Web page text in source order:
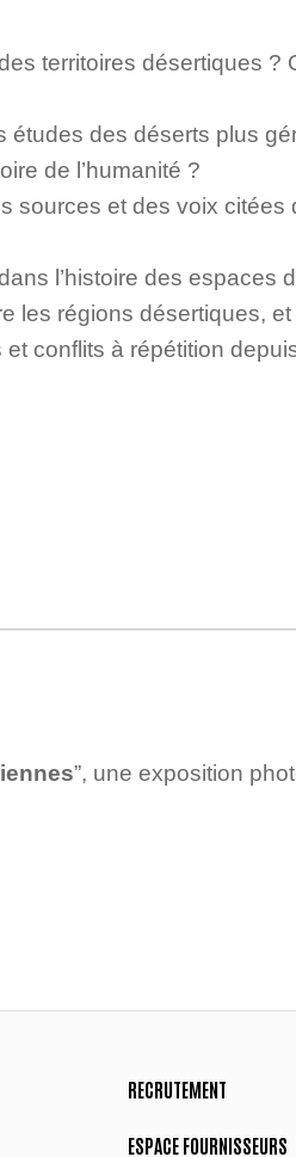
territoires désertiques ?
des déserts plus
de l’humanité ?
sources et des voix citées
l’histoire des espaces
les régions désertiques,
conflits à répétition
”, une exposition
RECRUTEMENT
ESPACE FOURNISSEURS